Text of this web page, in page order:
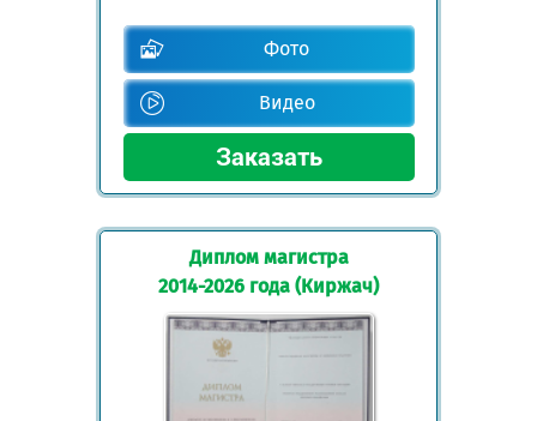
Фото
Видео
Диплом магистра
2014-2026 года (Киржач)